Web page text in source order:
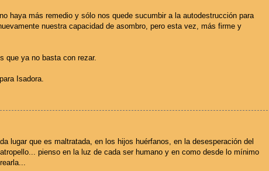
haya más remedio y sólo nos quede sucumbir a la autodestrucción para
nuestra capacidad de asombro, pero esta vez, más firme y
que ya no basta con rezar.
Isadora.
lugar que es maltratada, en los hijos huérfanos, en la desesperación del
pienso en la luz de cada ser humano y en como desde lo mínimo